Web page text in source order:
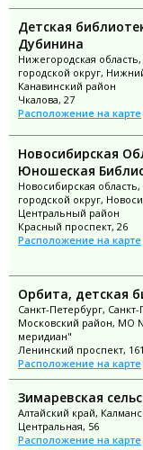
Детская
Дубинина
Нижегородская
городской округ,
Канавинский район
Чкалова, 27
Расположение на карте
Новосибирская
Юношеская
Новосибирская
городской округ,
Центральный район
Красный проспект, 26
Расположение на карте
Орбита, детская
Санкт-Петербург,
Московский район, МО
меридиан"
Ленинский проспект, 161
Расположение на карте
Зимаревская
Алтайский край,
Центральная, 56
Расположение на карте